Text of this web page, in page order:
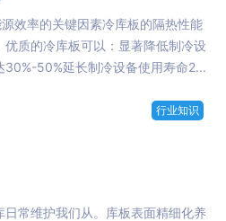
效率的关键因素冷库板的隔热性能
质的冷库板可以：显著降低制冷设
30%-50%延长制冷设备使用寿命2...
行业知识
常维护我们从。库板表面精细化养